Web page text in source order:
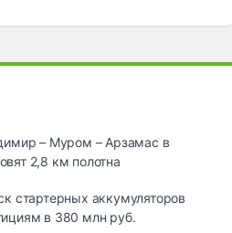
– Муром – Арзамас в
2,8 км полотна
стартерных аккумуляторов
в 380 млн руб.